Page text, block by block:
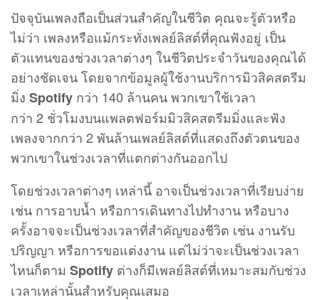
ปัจจุบันเพลงถือเป็นส่วนสำคัญในชีวิต คุณจะรู้ตัวหรือ
ไม่ว่า เพลงหรือแม้กระทั่งเพลย์ลิสต์ที่คุณฟังอยู่ เป็น
ตัวแทนของช่วงเวลาต่างๆ ในชีวิตประจำวันของคุณได้
อย่างชัดเจน โดยจากข้อมูลผู้ใช้งานบริการมิวสิคสตรีม
มิ่ง Spotify กว่า 140 ล้านคน พวกเขาใช้เวลา
กว่า 2 ชั่วโมงบนแพลตฟอร์มมิวสิคสตรีมมิ่งและฟัง
เพลงจากกว่า 2 พันล้านเพลย์ลิสต์ที่แสดงถึงตัวตนของ
พวกเขาในช่วงเวลาที่แตกต่างกันออกไป
โดยช่วงเวลาต่างๆ เหล่านี้ อาจเป็นช่วงเวลาที่เรียบง่าย
เช่น การอาบน้ำ หรือการเดินทางไปทำงาน หรือบาง
ครั้งอาจจะเป็นช่วงเวลาที่สำคัญของชีวิต เช่น งานรับ
ปริญญา หรือการขอแต่งงาน แต่ไม่ว่าจะเป็นช่วงเวลา
ไหนก็ตาม Spotify ต่างก็มีเพลย์ลิสต์ที่เหมาะสมกับช่วง
เวลาเหล่านั้นสำหรับคุณเสมอ